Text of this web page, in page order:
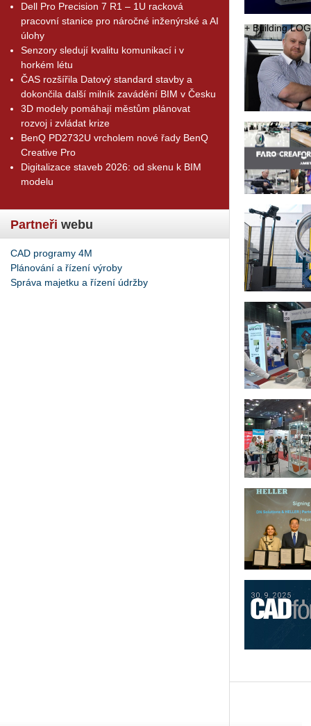
Dell Pro Precision 7 R1 – 1U racková
pracovní stanice pro náročné inženýrské a AI
úlohy
Senzory sledují kvalitu komunikací i v
horkém létu
ČAS rozšířila Datový standard stavby a
dokončila další milník zavádění BIM v Česku
3D modely pomáhají městům plánovat
rozvoj i zvládat krize
BenQ PD2732U vrcholem nové řady BenQ
Creative Pro
Digitalizace staveb 2026: od skenu k BIM
modelu
Partneři webu
CAD programy 4M
Plánování a řízení výroby
Správa majetku a řízení údržby
+ Bu­il­ding